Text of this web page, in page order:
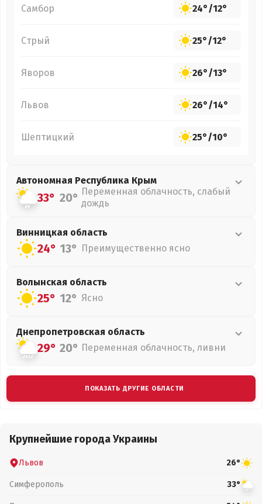
Самбор 24°/12°
Стрый 25°/12°
Яворов 26°/13°
Львов 26°/14°
Шептицкий 25°/10°
Автономная Республика Крым
33° 20° Переменная облачность, слабый
дождь
Винницкая область
24° 13° Преимущественно ясно
Волынская область
25° 12° Ясно
Днепропетровская область
29° 20° Переменная облачность, ливни
ПОКАЗАТЬ ДРУГИЕ ОБЛАСТИ
Крупнейшие города Украины
Львов 26°
Симферополь 33°